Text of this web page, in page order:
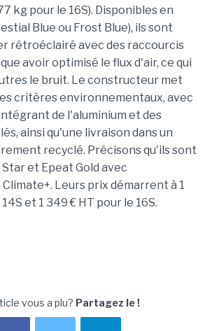
kg pour le 16S). Disponibles en
Blue ou Frost Blue), ils sont
rétroéclairé avec des raccourcis
avoir optimisé le flux d'air, ce qui
le bruit. Le constructeur met
critères environnementaux, avec
de l'aluminium et des
ainsi qu'une livraison dans un
recyclé. Précisons qu'ils sont
et Epeat Gold avec
Leurs prix démarrent à 1
et 1 349 € HT pour le 16S.
vous a plu? Partagez le !